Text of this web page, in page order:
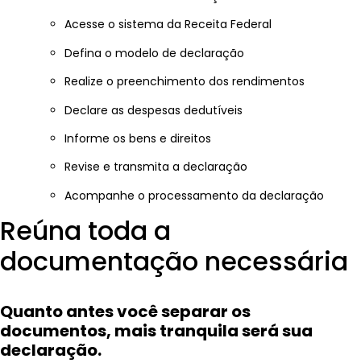
Acesse o sistema da Receita Federal
Defina o modelo de declaração
Realize o preenchimento dos rendimentos
Declare as despesas dedutíveis
Informe os bens e direitos
Revise e transmita a declaração
Acompanhe o processamento da declaração
Reúna toda a
documentação necessária
Quanto antes você separar os
documentos, mais tranquila será sua
declaração.